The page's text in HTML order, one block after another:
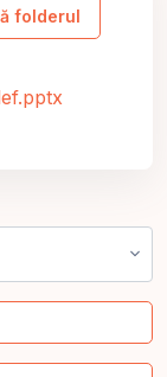
folderul